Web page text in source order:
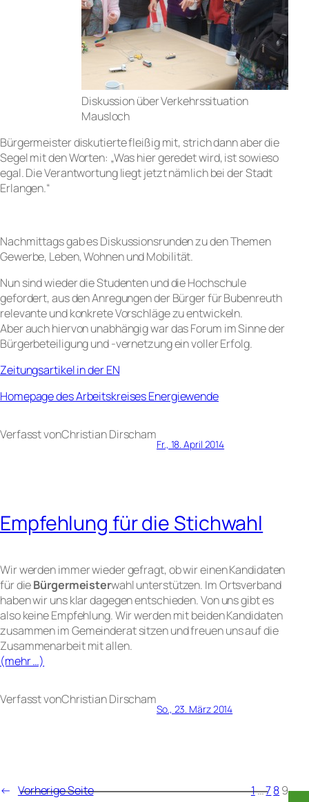
Diskussion über Verkehrssituation
Mausloch
Bürgermeister diskutierte fleißig mit, strich dann aber die
Segel mit den Worten: „Was hier geredet wird, ist sowieso
egal. Die Verantwortung liegt jetzt nämlich bei der Stadt
Erlangen.“
Nachmittags gab es Diskussionsrunden zu den Themen
Gewerbe, Leben, Wohnen und Mobilität.
Nun sind wieder die Studenten und die Hochschule
gefordert, aus den Anregungen der Bürger für Bubenreuth
relevante und konkrete Vorschläge zu entwickeln.
Aber auch hiervon unabhängig war das Forum im Sinne der
Bürgerbeteiligung und -vernetzung ein voller Erfolg.
Zeitungsartikel in der EN
Homepage des Arbeitskreises Energiewende
Verfasst vonChristian Dirscham
Fr., 18. April 2014
Empfehlung für die Stichwahl
Wir werden immer wieder gefragt, ob wir einen Kandidaten
für dieBürgermeisterwahl unterstützen. Im Ortsverband
haben wir uns klar dagegen entschieden. Von uns gibt es
also keine Empfehlung. Wir werden mit beiden Kandidaten
zusammen im Gemeinderat sitzen und freuen uns auf die
Zusammenarbeit mit allen.
(mehr …)
Verfasst vonChristian Dirscham
So., 23. März 2014
← Vorherige Seite 1…789